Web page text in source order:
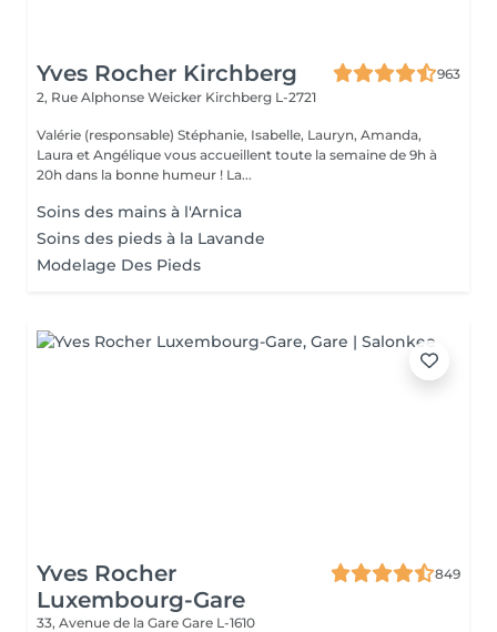
Yves Rocher Kirchberg
963
2, Rue Alphonse Weicker Kirchberg L-2721
Valérie (responsable) Stéphanie, Isabelle, Lauryn, Amanda,
Laura et Angélique vous accueillent toute la semaine de 9h à
20h dans la bonne humeur ! La...
Soins des mains à l'Arnica
Soins des pieds à la Lavande
Modelage Des Pieds
Yves Rocher
Luxembourg-Gare
849
33, Avenue de la Gare Gare L-1610